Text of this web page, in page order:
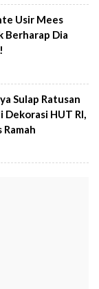
Usir Mees
Berharap Dia
Sulap Ratusan
Dekorasi HUT RI,